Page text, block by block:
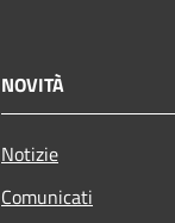
NOVITÀ
Notizie
Comunicati